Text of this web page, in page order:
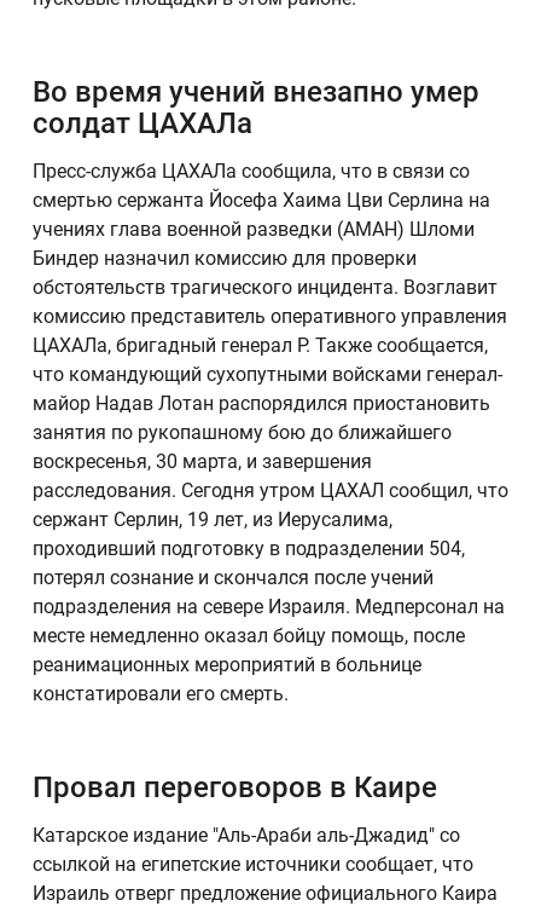
Во время учений внезапно умер
солдат ЦАХАЛа
Пресс-служба ЦАХАЛа сообщила, что в связи со
смертью сержанта Йосефа Хаима Цви Серлина на
учениях глава военной разведки (АМАН) Шломи
Биндер назначил комиссию для проверки
обстоятельств трагического инцидента. Возглавит
комиссию представитель оперативного управления
ЦАХАЛа, бригадный генерал Р. Также сообщается,
что командующий сухопутными войсками генерал-
майор Надав Лотан распорядился приостановить
занятия по рукопашному бою до ближайшего
воскресенья, 30 марта, и завершения
расследования. Сегодня утром ЦАХАЛ сообщил, что
сержант Серлин, 19 лет, из Иерусалима,
проходивший подготовку в подразделении 504,
потерял сознание и скончался после учений
подразделения на севере Израиля. Медперсонал на
месте немедленно оказал бойцу помощь, после
реанимационных мероприятий в больнице
констатировали его смерть.
Провал переговоров в Каире
Катарское издание "Аль-Араби аль-Джадид" со
ссылкой на египетские источники сообщает, что
Израиль отверг предложение официального Каира